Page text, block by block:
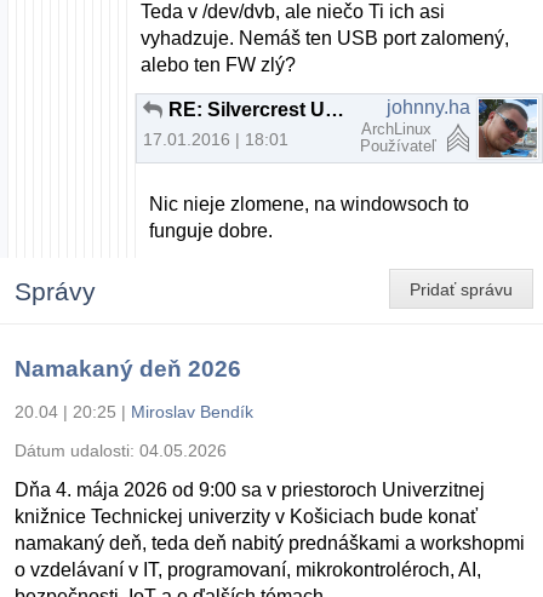
Teda v /dev/dvb, ale niečo Ti ich asi
vyhadzuje. Nemáš ten USB port zalomený,
alebo ten FW zlý?
RE: Silvercrest Usb Video Grabber VG 2010
17.01.2016 | 18:01
johnny.ha
ArchLinux
Používateľ
Nic nieje zlomene, na windowsoch to
funguje dobre.
Pridať správu
Správy
Namakaný deň 2026
20.04 | 20:25 | Miroslav Bendík
Dátum udalosti: 04.05.2026
Dňa 4. mája 2026 od 9:00 sa v priestoroch Univerzitnej
knižnice Technickej univerzity v Košiciach bude konať
namakaný deň, teda deň nabitý prednáškami a workshopmi
o vzdelávaní v IT, programovaní, mikrokontroléroch, AI,